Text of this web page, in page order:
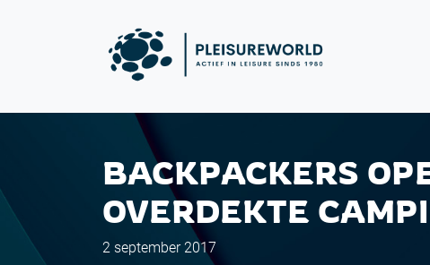
BACKPACKERS
OVERDEKTE
2 september 2017